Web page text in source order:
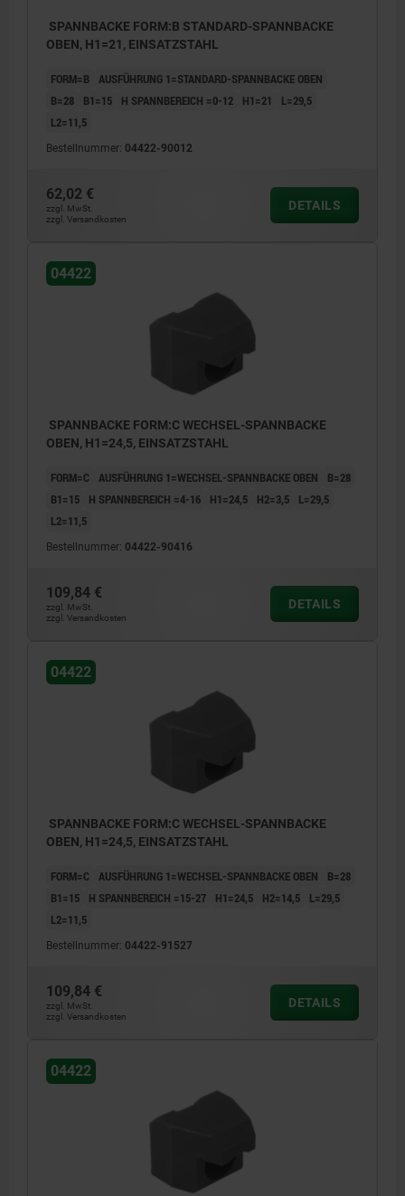
SPANNBACKE FORM:B STANDARD-SPANNBACKE
OBEN, H1=21, EINSATZSTAHL
FORM=B AUSFÜHRUNG 1=STANDARD-SPANNBACKE OBEN
B=28
B1=15 H SPANNBEREICH =0-12 H1=21
L=29,5
L2=11,5
Bestellnummer: 04422-90012
62,02 €
zzgl. MwSt.
zzgl. Versandkosten
DETAILS
04422
SPANNBACKE FORM:C WECHSEL-SPANNBACKE
OBEN, H1=24,5, EINSATZSTAHL
FORM=C AUSFÜHRUNG 1=WECHSEL-SPANNBACKE OBEN
B=28
B1=15
H SPANNBEREICH =4-16 H1=24,5 H2=3,5
L=29,5
L2=11,5
Bestellnummer: 04422-90416
109,84 €
zzgl. MwSt.
zzgl. Versandkosten
DETAILS
04422
SPANNBACKE FORM:C WECHSEL-SPANNBACKE
OBEN, H1=24,5, EINSATZSTAHL
FORM=C AUSFÜHRUNG 1=WECHSEL-SPANNBACKE OBEN
B=28
B1=15
H SPANNBEREICH =15-27 H1=24,5 H2=14,5
L=29,5
L2=11,5
Bestellnummer: 04422-91527
109,84 €
zzgl. MwSt.
zzgl. Versandkosten
DETAILS
04422